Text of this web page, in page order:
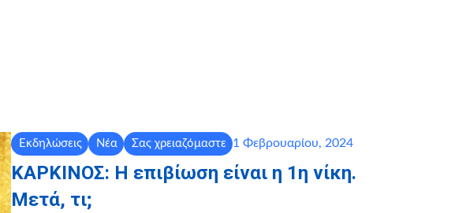
Εκδηλώσεις Νέα Σας χρειαζόμαστε 1 Φεβρουαρίου, 2024
ΚΑΡΚΙΝΟΣ: Η επιβίωση είναι η 1η νίκη.
Μετά, τι;